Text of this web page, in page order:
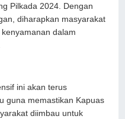
Pilkada 2024. Dengan
diharapkan masyarakat
dalam
ini akan terus
guna memastikan Kapuas
diimbau untuk